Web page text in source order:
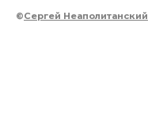
©Сергей Неаполитанский